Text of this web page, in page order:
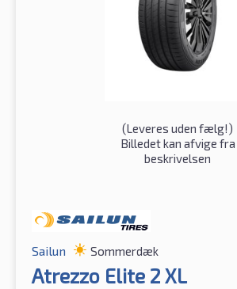
(Leveres uden fælg!)
Billedet kan afvige fra
beskrivelsen
Sailun Sommerdæk
Atrezzo Elite 2 XL